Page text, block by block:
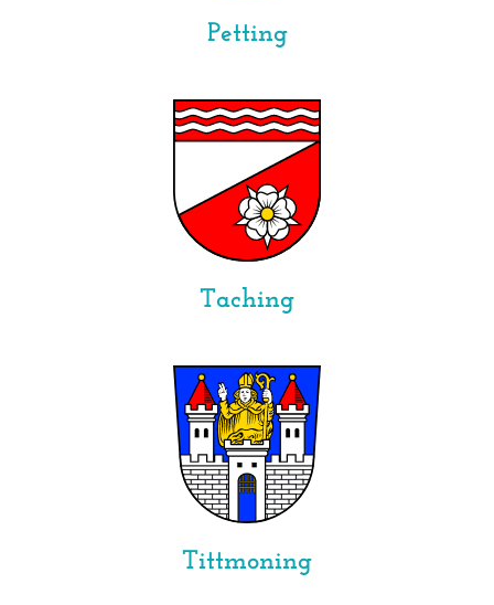
Petting
Taching
Tittmoning